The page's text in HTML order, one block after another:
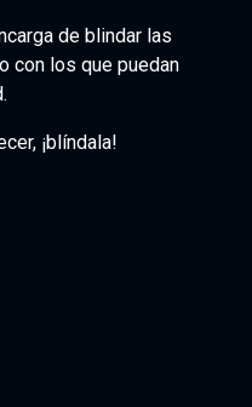
de blindar las
con los que puedan
¡blíndala!